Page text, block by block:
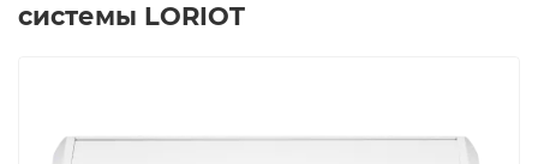
системы LORIOT